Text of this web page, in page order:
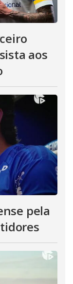
aos
pela